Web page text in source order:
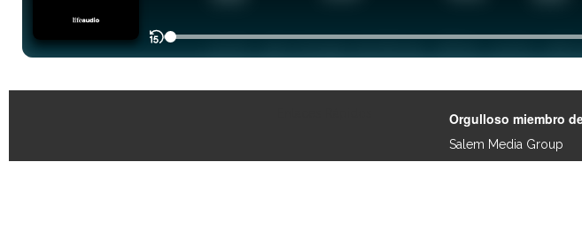
Orgulloso miembro
Salem Media Group